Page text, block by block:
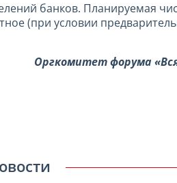
банков. Планируемая
(при условии
Оргкомитет форума